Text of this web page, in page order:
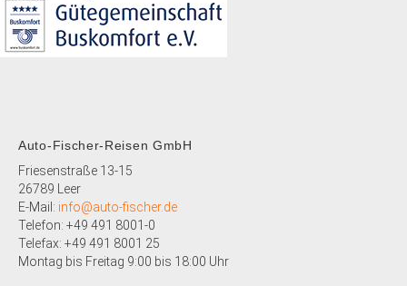
Auto-Fischer-Reisen GmbH
Friesenstraße 13-15
26789 Leer
E-Mail: info@auto-fischer.de
Telefon: +49 491 8001-0
Telefax: +49 491 8001 25
Montag bis Freitag 9:00 bis 18:00 Uhr